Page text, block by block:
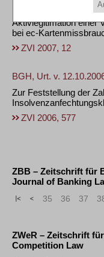
BGH, Urt. v.
Aktivlegitimation einer
bei ec-
ZVI 2007, 12
BGH, Urt. v.
Zur Feststellung der
ZVI 2006, 577
ZBB – Zeitschrift für
Journal of Banking
« < 35 36 37
ZWeR – Zeitschrift
Competition Law